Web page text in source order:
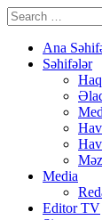
Ana
Səhifələr
Media
Editor TV